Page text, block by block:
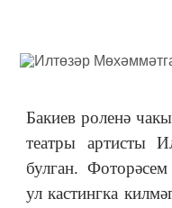
Бакиев роленә
театры артисты
булган.
ул кастингка